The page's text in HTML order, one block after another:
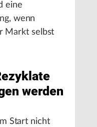
eine
wenn
Markt selbst
werden
Start nicht